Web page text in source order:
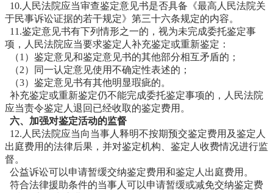
10.人民法院应当审查鉴定意见书是否具备《最高人民法院关
于民事诉讼证据的若干规定》第三十六条规定的内容。
11.鉴定意见书有下列情形之一的，视为未完成委托鉴定事
项，人民法院应当要求鉴定人补充鉴定或重新鉴定：
（1）鉴定意见和鉴定意见书的其他部分相互矛盾的；
（2）同一认定意见使用不确定性表述的；
（3）鉴定意见书有其他明显瑕疵的。
补充鉴定或重新鉴定仍不能完成委托鉴定事项的，人民法院
应当责令鉴定人退回已经收取的鉴定费用。
六、加强对鉴定活动的监督
12.人民法院应当向当事人释明不按期预交鉴定费用及鉴定人
出庭费用的法律后果，并对鉴定机构、鉴定人收费情况进行监
督。
公益诉讼可以申请暂缓交纳鉴定费用和鉴定人出庭费用。
符合法律援助条件的当事人可以申请暂缓或减免交纳鉴定费